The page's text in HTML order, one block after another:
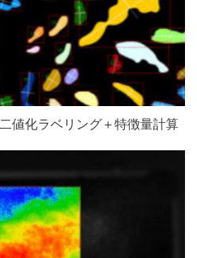
二値化ラベリング＋特徴量計算